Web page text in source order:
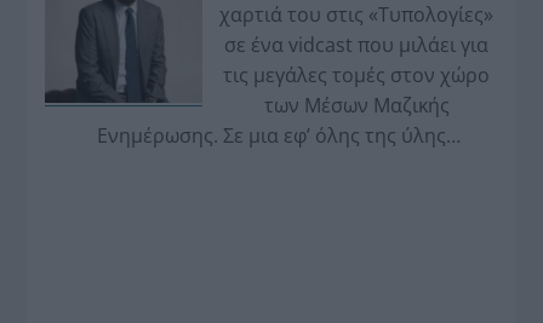
χαρτιά του στις «Τυπολογίες»
σε ένα vidcast που μιλάει για
τις μεγάλες τομές στον χώρο
των Μέσων Μαζικής
Ενημέρωσης. Σε μια εφ’ όλης της ύλης